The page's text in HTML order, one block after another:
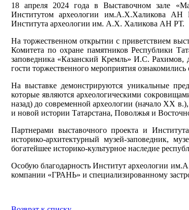
18 апреля 2024 года в Выставочном зале
Институтом археологии им.А.Х.Халикова АН
Института археологии им. А.Х. Халикова АН РТ.
На торжественном открытии с приветствием
Комитета по охране памятников Республики
заповедника «Казанский Кремль» И.С.
гости торжественного мероприятия
На выставке демонстрируются уникальные
которые являются археологическими
назад) до современной археологии (начало XX
и новой истории Татарстана, Поволжья и
Партнерами выставочного проекта и
историко-архитектурный музей-заповедник,
богатейшее историко-культурное наследие
Особую благодарность Институт археологии
компании «ГРАНЬ» и специализированному